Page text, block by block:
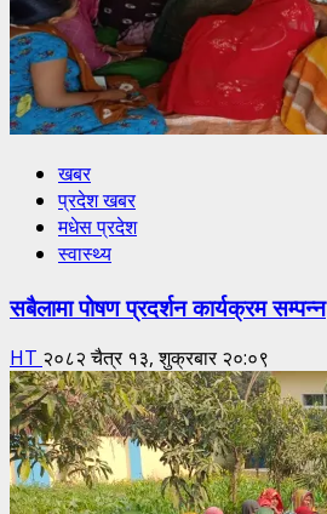
खबर
प्रदेश खबर
मधेस प्रदेश
स्वास्थ्य
सबैलामा पोषण प्रदर्शन कार्यक्रम सम्पन्न
HT २०८२ चैत्र १३, शुक्रबार २०:०९